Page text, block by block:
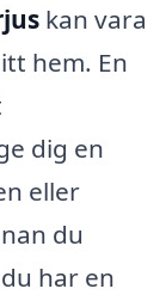
kan vara
hem. En
dig en
eller
du
har en